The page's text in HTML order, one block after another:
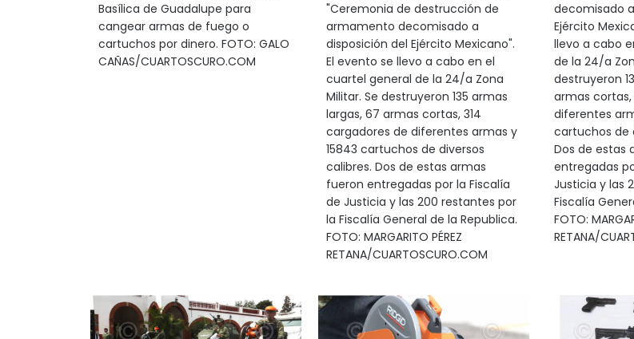
Basílica de Guadalupe para
cangear armas de fuego o
cartuchos por dinero. FOTO: GALO
CAÑAS/CUARTOSCURO.COM
"Ceremonia de destrucción de
armamento decomisado a
disposición del Ejército Mexicano".
El evento se llevo a cabo en el
cuartel general de la 24/a Zona
Militar. Se destruyeron 135 armas
largas, 67 armas cortas, 314
cargadores de diferentes armas y
15843 cartuchos de diversos
calibres. Dos de estas armas
fueron entregadas por la Fiscalía
de Justicia y las 200 restantes por
la Fiscalía General de la Republica.
FOTO: MARGARITO PÉREZ
RETANA/CUARTOSCURO.COM
decomisado
Ejército
llevo a cabo
de la 24/a
destruyeron
armas cortas,
diferentes
cartuchos de
Dos de estas
entregadas
Justicia y las
Fiscalía
FOTO:
RETANA/